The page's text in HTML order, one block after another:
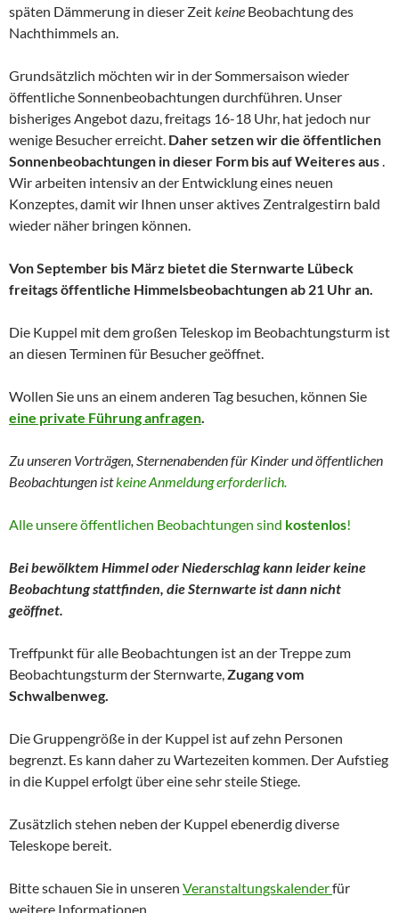
späten Dämmerung in dieser Zeitkeine Beobachtung des
Nachthimmels an.
Grundsätzlich möchten wir in der Sommersaison wieder
öffentliche Sonnenbeobachtungen durchführen. Unser
bisheriges Angebot dazu, freitags 16-18 Uhr, hat jedoch nur
wenige Besucher erreicht. Daher setzen wir die öffentlichen
Sonnenbeobachtungen in dieser Form bis auf Weiteres aus.
Wir arbeiten intensiv an der Entwicklung eines neuen
Konzeptes, damit wir Ihnen unser aktives Zentralgestirn bald
wieder näher bringen können.
Von September bis März bietet die Sternwarte Lübeck
freitags öffentliche Himmelsbeobachtungen ab 21 Uhr an.
Die Kuppel mit dem großen Teleskop im Beobachtungsturm ist
an diesen Terminen für Besucher geöffnet.
Wollen Sie uns an einem anderen Tag besuchen, können Sie
eine private Führung anfragen.
Zu unseren Vorträgen, Sternenabenden für Kinder undöffentlichen
Beobachtungen istkeine Anmeldung erforderlich.
Alle unsere öffentlichen Beobachtungen sind kostenlos!
Bei bewölktem Himmel oder Niederschlag kann leider keine
Beobachtung stattfinden, die Sternwarte ist dann nicht
geöffnet.
Treffpunkt für alle Beobachtungen ist an der Treppe zum
Beobachtungsturm der Sternwarte,Zugang vom
Schwalbenweg.
Die Gruppengröße in der Kuppel ist auf zehn Personen
begrenzt. Es kann daher zu Wartezeiten kommen. Der Aufstieg
in die Kuppel erfolgt über eine sehr steile Stiege.
Zusätzlich stehen neben der Kuppel ebenerdig diverse
Teleskope bereit.
Bitte schauen Sie in unseren Veranstaltungskalenderfür
weitere Informationen.